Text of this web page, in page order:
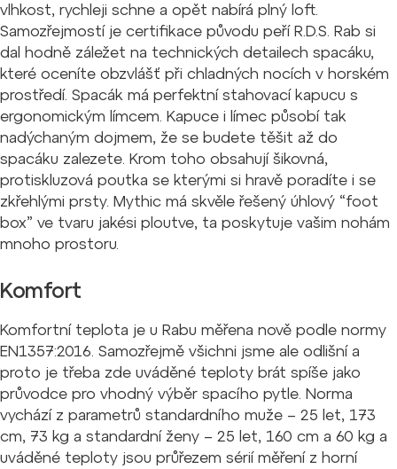
vlhkost, rychleji schne a opět nabírá plný loft.
Samozřejmostí je certifikace původu peří R.D.S. Rab si
dal hodně záležet na technických detailech spacáku,
které oceníte obzvlášť při chladných nocích v horském
prostředí. Spacák má perfektní stahovací kapucu s
ergonomickým límcem. Kapuce i límec působí tak
nadýchaným dojmem, že se budete těšit až do
spacáku zalezete. Krom toho obsahují šikovná,
protiskluzová poutka se kterými si hravě poradíte i se
zkřehlými prsty. Mythic má skvěle řešený úhlový “foot
box” ve tvaru jakési ploutve, ta poskytuje vašim nohám
mnoho prostoru.
Komfort
Komfortní teplota je u Rabu měřena nově podle normy
EN1357:2016. Samozřejmě všichni jsme ale odlišní a
proto je třeba zde uváděné teploty brát spíše jako
průvodce pro vhodný výběr spacího pytle. Norma
vychází z parametrů standardního muže – 25 let, 173
cm, 73 kg a standardní ženy – 25 let, 160 cm a 60 kg a
uváděné teploty jsou průřezem sérií měření z horní